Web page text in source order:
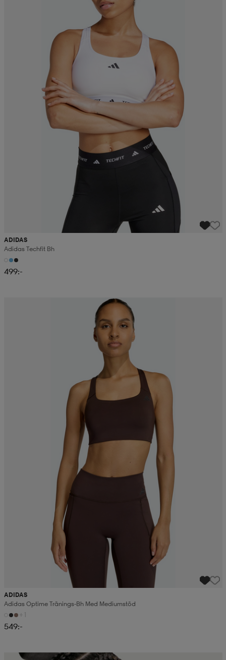
ADIDAS
Adidas Techfit Bh
499:-
ADIDAS
Adidas Optime Tränings-Bh Med Mediumstöd
+1
549:-